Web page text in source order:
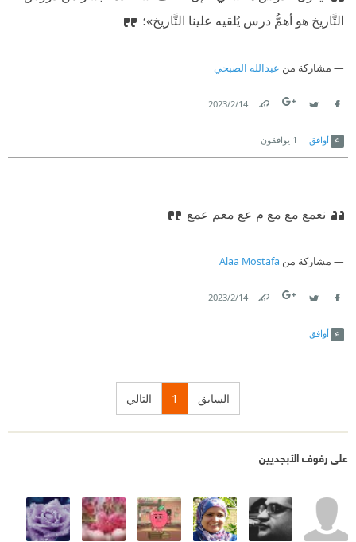
التَّاريخ هو أهمُّ درس يُلقيه علينا التَّاريخ»؛
مشاركة من عبدالله الصبحي
14‏/2‏/2023
أوافق 1 يوافقون
نعمع مع مع م عع معم عمع
مشاركة من Alaa Mostafa
14‏/2‏/2023
أوافق
السابق 1 التالي
على رفوف الأبجديين